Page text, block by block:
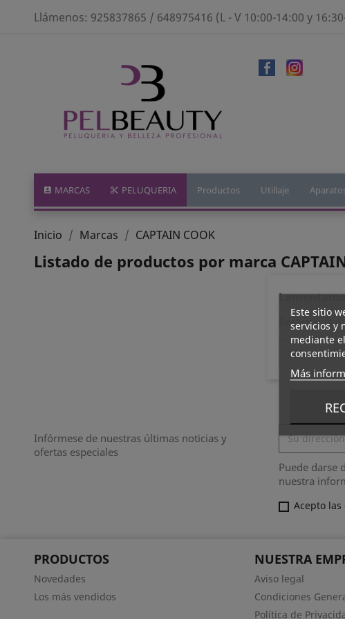
Llámenos: 925837865 / 648975416 (L - V 10:00-14:00 y
MARCAS PELUQUERIA Productos Utillaje
Inicio Marcas CAPTAIN COOK
Listado de productos por marca
Realice una
Infórmese de nuestras últimas noticias y
ofertas especiales
Puede darse
nuestra
Acepto
PRODUCTOS
Novedades
Los más vendidos
NUESTRA
Aviso legal
Condiciones
Política de
Este sitio
servicios y
mediante
Más